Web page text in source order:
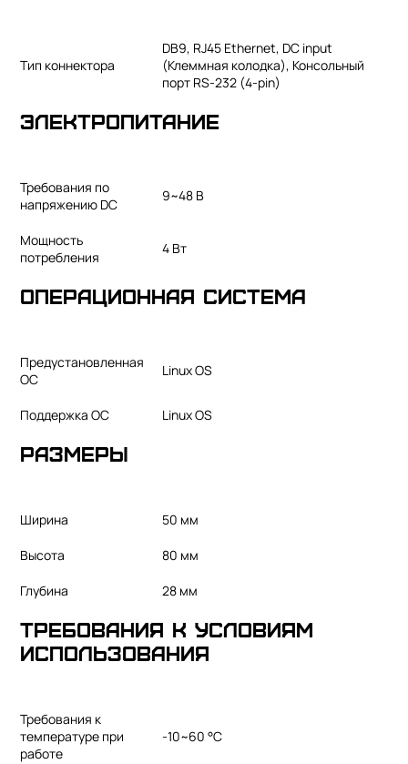
Тип коннектора
DB9, RJ45 Ethernet, DC input
(Клеммная колодка), Консольный
порт RS-232 (4-pin)
Электропитание
Требования по
напряжению DC
9~48 В
Мощность
потребления
4 Вт
Операционная система
Предустановленная
ОС
Linux OS
Поддержка ОС Linux OS
Размеры
Ширина 50 мм
Высота 80 мм
Глубина 28 мм
Требования к условиям
использования
Требования к
температуре при
работе
-10~60 °С